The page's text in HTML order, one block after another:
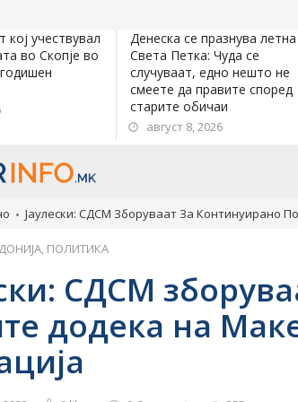
кој учествувал
во Скопје во
Денеска се празнува летна
Света Петка: Чуда се
случуваат, едно нешто не
смеете да правите според
старите обичаи
август 8, 2026
Јаулески: СДСМ Зборуваат За Континуирано
, ПОЛИТИКА
СДСМ
додека на